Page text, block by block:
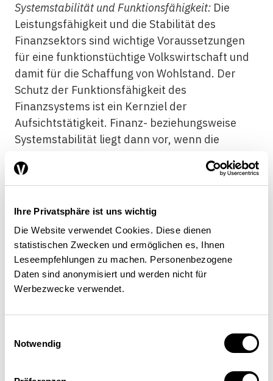
Ihre Privatsphäre ist uns wichtig
Die Website verwendet Cookies. Diese dienen
statistischen Zwecken und ermöglichen es, Ihnen
Leseempfehlungen zu machen. Personenbezogene
Daten sind anonymisiert und werden nicht für
Werbezwecke verwendet.
Notwendig
Systemstabilität und Funktionsfähigkeit:Die
Leistungsfähigkeit und die Stabilität des
Finanzsektors sind wichtige Voraussetzungen
für eine funktionstüchtige Volkswirtschaft und
damit für die Schaffung von Wohlstand. Der
Schutz der Funktionsfähigkeit des
Finanzsystems ist ein Kernziel der
Aufsichtstätigkeit. Finanz- beziehungsweise
Systemstabilität liegt dann vor, wenn die
Versicherungen, Börsen etc. – ihre
Allokationsfunktion auch im Fall von Schocks
oder in Krisensituationen zufriedenstellend
Reputation des Finanzplatzes:Integrität und
Sorge um den guten Ruf müssen für alle
Akteure einen zwingenden
Entscheidungsgrundsatz darstellen.
internationale Akzeptanz dar. Die Schweiz
orientiert sich bei der Sicherstellung der
Integrität an den international anerkannten